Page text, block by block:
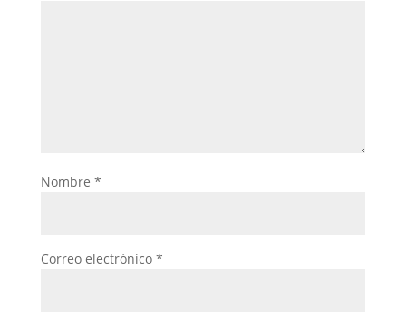
Nombre *
Correo electrónico *